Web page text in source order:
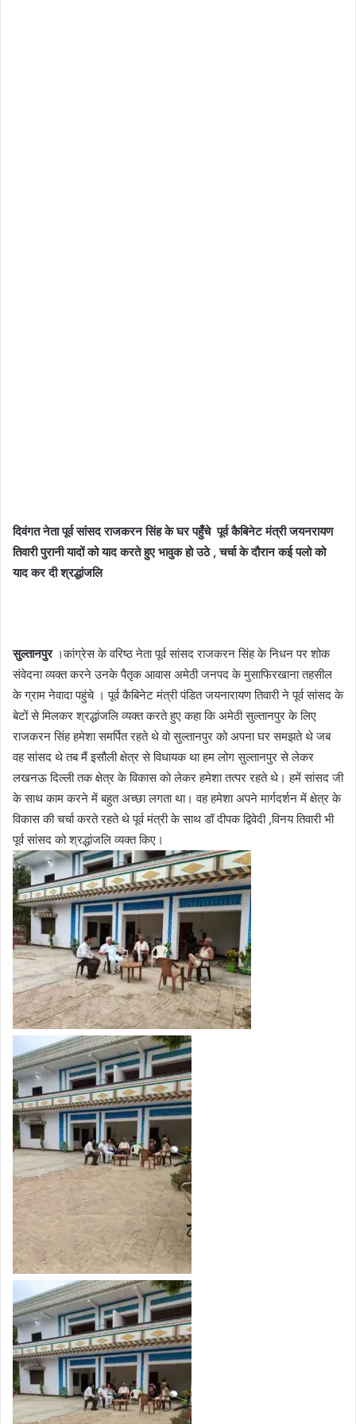
दिवंगत नेता पूर्व सांसद राजकरन सिंह के घर पहुँचे पूर्व कैबिनेट मंत्री जयनरायण
तिवारी पुरानी यादों को याद करते हुए भावुक हो उठे , चर्चा के दौरान कई पलो को
याद कर दी श्रद्धांजलि
सुल्तानपुर।कांग्रेस के वरिष्ठ नेता पूर्व सांसद राजकरन सिंह के निधन पर शोक
संवेदना व्यक्त करने उनके पैतृक आवास अमेठी जनपद के मुसाफिरखाना तहसील
के ग्राम नेवादा पहुंचे । पूर्व कैबिनेट मंत्री पंडित जयनारायण तिवारी ने पूर्व सांसद के
बेटों से मिलकर श्रद्धांजलि व्यक्त करते हुए कहा कि अमेठी सुल्तानपुर के लिए
राजकरन सिंह हमेशा समर्पित रहते थे वो सुल्तानपुर को अपना घर समझते थे जब
वह सांसद थे तब मैं इसौली क्षेत्र से विधायक था हम लोग सुल्तानपुर से लेकर
लखनऊ दिल्ली तक क्षेत्र के विकास को लेकर हमेशा तत्पर रहते थे। हमें सांसद जी
के साथ काम करने में बहुत अच्छा लगता था। वह हमेशा अपने मार्गदर्शन में क्षेत्र के
विकास की चर्चा करते रहते थे पूर्व मंत्री के साथ डॉ दीपक द्विवेदी ,विनय तिवारी भी
पूर्व सांसद को श्रद्धांजलि व्यक्त किए।